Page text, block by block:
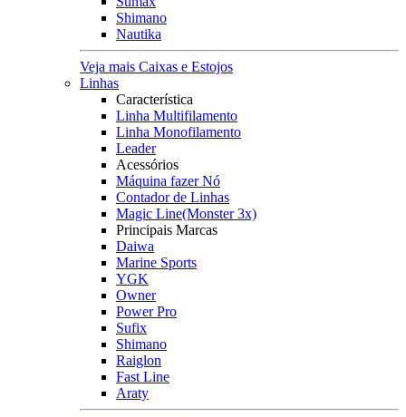
Shimano
Nautika
Veja mais Caixas e Estojos
Linhas
Característica
Linha Multifilamento
Linha Monofilamento
Leader
Acessórios
Máquina fazer Nó
Contador de Linhas
Magic Line(Monster 3x)
Principais Marcas
Daiwa
Marine Sports
YGK
Owner
Power Pro
Sufix
Shimano
Raiglon
Fast Line
Araty